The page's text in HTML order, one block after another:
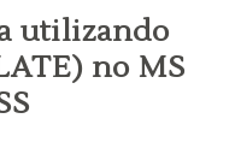
utilizando
no MS